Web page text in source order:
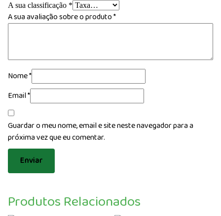
A sua classificação *
A sua avaliação sobre o produto*
Nome*
Email*
Guardar o meu nome, email e site neste navegador para a
próxima vez que eu comentar.
Produtos Relacionados